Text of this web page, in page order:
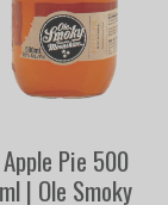
Apple Pie 500
ml | Ole Smoky